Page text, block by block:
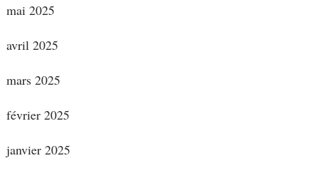
mai 2025
avril 2025
mars 2025
février 2025
janvier 2025